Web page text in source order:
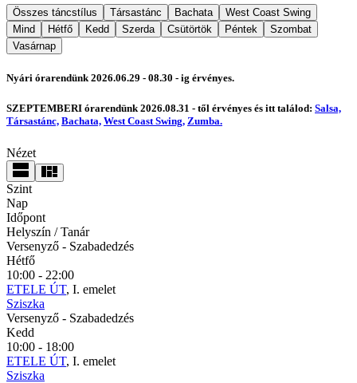
Összes táncstílus Társastánc Bachata
West Coast Swing
Mind
Hétfő Kedd Szerda Csütörtök Péntek
Szombat
Vasárnap
Nyári órarendünk 2026.06.29 - 08.30 - ig érvényes.
SZEPTEMBERI órarendünk 2026.08.31 - től érvényes és itt találod: Salsa,
Társastánc, Bachata, West Coast Swing, Zumba.
Nézet
Szint
Nap
Időpont
Helyszín / Tanár
Versenyző - Szabadedzés
Hétfő
10:00 - 22:00
ETELE ÚT, I. emelet
Sziszka
Versenyző - Szabadedzés
Kedd
10:00 - 18:00
ETELE ÚT, I. emelet
Sziszka